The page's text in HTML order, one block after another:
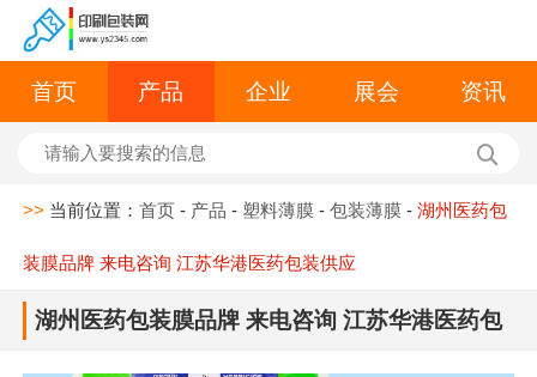
首页 产品 企业 展会 资讯
>> 当前位置：首页 - 产品 - 塑料薄膜 -包装薄膜 -湖州医药包
装膜品牌 来电咨询 江苏华港医药包装供应
湖州医药包装膜品牌 来电咨询 江苏华港医药包